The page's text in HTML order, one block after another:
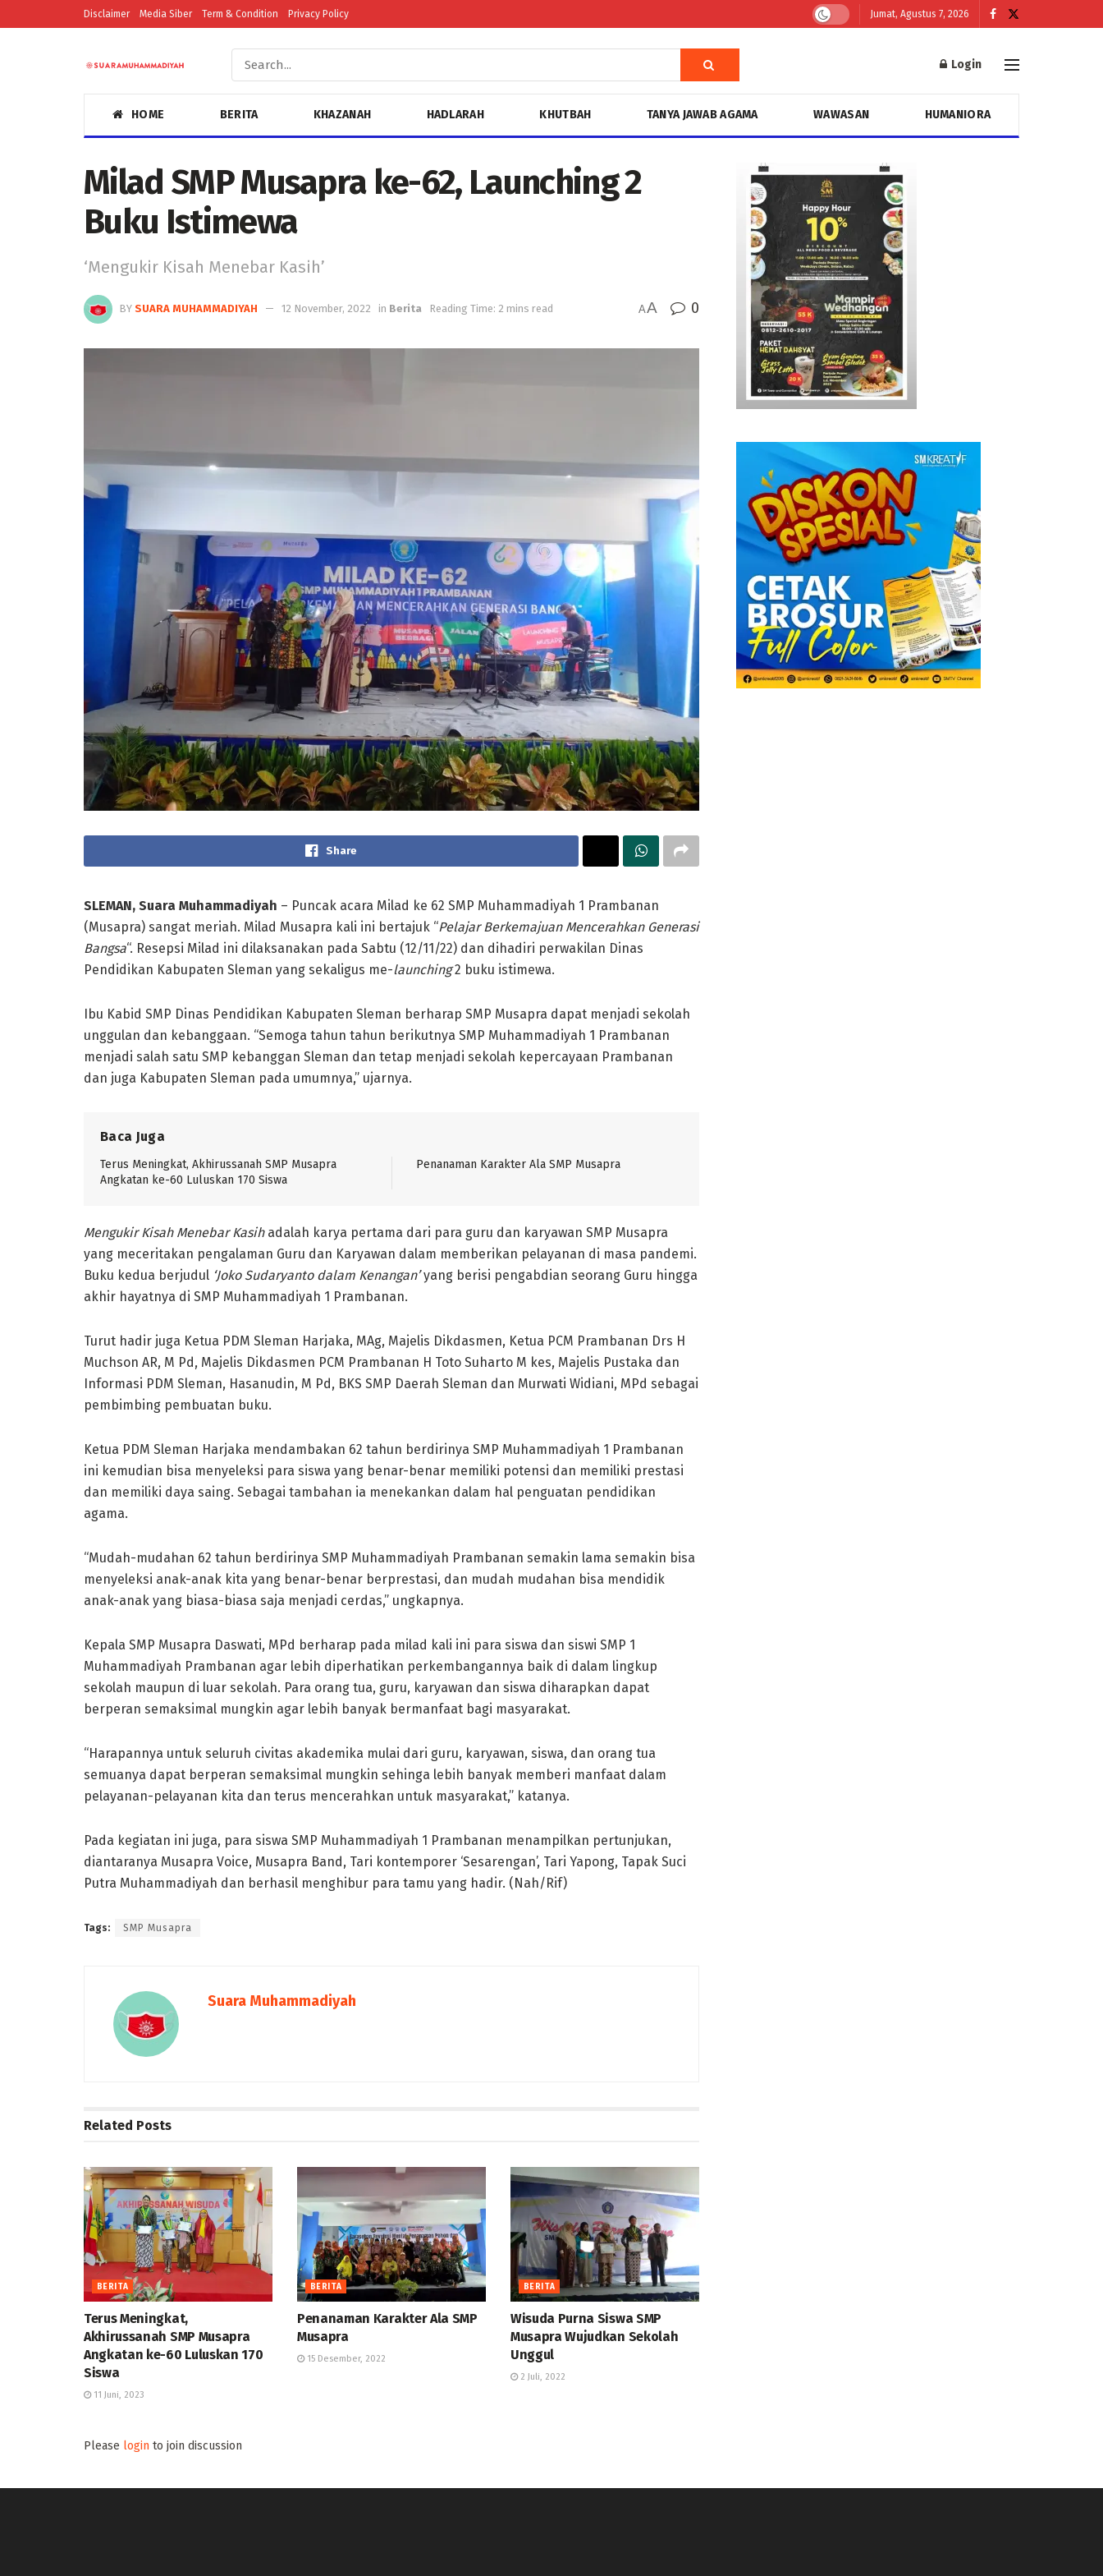
Disclaimer Media Siber Term & Condition Privacy Policy Jumat, Agustus 7, 2026
Login
HOME BERITA KHAZANAH HADLARAH KHUTBAH TANYA JAWAB AGAMA WAWASAN HUMANIORA
Milad SMP Musapra ke-62, Launching 2
Buku Istimewa
‘Mengukir Kisah Menebar Kasih’
BY SUARA MUHAMMADIYAH 12 November, 2022 in Berita Reading Time: 2 mins read AA 0
Share
SLEMAN, Suara Muhammadiyah – Puncak acara Milad ke 62 SMP Muhammadiyah 1 Prambanan
(Musapra) sangat meriah. Milad Musapra kali ini bertajuk “Pelajar Berkemajuan Mencerahkan Generasi
Bangsa“. Resepsi Milad ini dilaksanakan pada Sabtu (12/11/22) dan dihadiri perwakilan Dinas
Pendidikan Kabupaten Sleman yang sekaligus me-launching2 buku istimewa.
Ibu Kabid SMP Dinas Pendidikan Kabupaten Sleman berharap SMP Musapra dapat menjadi sekolah
unggulan dan kebanggaan. “Semoga tahun tahun berikutnya SMP Muhammadiyah 1 Prambanan
menjadi salah satu SMP kebanggan Sleman dan tetap menjadi sekolah kepercayaan Prambanan
dan juga Kabupaten Sleman pada umumnya,” ujarnya.
Baca Juga
Terus Meningkat, Akhirussanah SMP Musapra
Angkatan ke-60 Luluskan 170 Siswa
Penanaman Karakter Ala SMP Musapra
Mengukir Kisah Menebar Kasih adalah karya pertama dari para guru dan karyawan SMP Musapra
yang meceritakan pengalaman Guru dan Karyawan dalam memberikan pelayanan di masa pandemi.
Buku kedua berjudul ‘Joko Sudaryanto dalam Kenangan’yang berisi pengabdian seorang Guru hingga
akhir hayatnya di SMP Muhammadiyah 1 Prambanan.
Turut hadir juga Ketua PDM Sleman Harjaka, MAg, Majelis Dikdasmen, Ketua PCM Prambanan Drs H
Muchson AR, M Pd, Majelis Dikdasmen PCM Prambanan H Toto Suharto M kes, Majelis Pustaka dan
Informasi PDM Sleman, Hasanudin, M Pd, BKS SMP Daerah Sleman dan Murwati Widiani, MPd sebagai
pembimbing pembuatan buku.
Ketua PDM Sleman Harjaka mendambakan 62 tahun berdirinya SMP Muhammadiyah 1 Prambanan
ini kemudian bisa menyeleksi para siswa yang benar-benar memiliki potensi dan memiliki prestasi
dan memiliki daya saing. Sebagai tambahan ia menekankan dalam hal penguatan pendidikan
agama.
“Mudah-mudahan 62 tahun berdirinya SMP Muhammadiyah Prambanan semakin lama semakin bisa
menyeleksi anak-anak kita yang benar-benar berprestasi, dan mudah mudahan bisa mendidik
anak-anak yang biasa-biasa saja menjadi cerdas,” ungkapnya.
Kepala SMP Musapra Daswati, MPd berharap pada milad kali ini para siswa dan siswi SMP 1
Muhammadiyah Prambanan agar lebih diperhatikan perkembangannya baik di dalam lingkup
sekolah maupun di luar sekolah. Para orang tua, guru, karyawan dan siswa diharapkan dapat
berperan semaksimal mungkin agar lebih banyak bermanfaat bagi masyarakat.
“Harapannya untuk seluruh civitas akademika mulai dari guru, karyawan, siswa, dan orang tua
semuanya dapat berperan semaksimal mungkin sehinga lebih banyak memberi manfaat dalam
pelayanan-pelayanan kita dan terus mencerahkan untuk masyarakat,” katanya.
Pada kegiatan ini juga, para siswa SMP Muhammadiyah 1 Prambanan menampilkan pertunjukan,
diantaranya Musapra Voice, Musapra Band, Tari kontemporer ‘Sesarengan’, Tari Yapong, Tapak Suci
Putra Muhammadiyah dan berhasil menghibur para tamu yang hadir. (Nah/Rif)
Tags: SMP Musapra
Suara Muhammadiyah
Related Posts
BERITA
Terus Meningkat,
Akhirussanah SMP Musapra
Angkatan ke-60 Luluskan 170
Siswa
11 Juni, 2023
BERITA
Penanaman Karakter Ala SMP
Musapra
15 Desember, 2022
BERITA
Wisuda Purna Siswa SMP
Musapra Wujudkan Sekolah
Unggul
2 Juli, 2022
Please login to join discussion